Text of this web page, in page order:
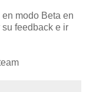
modo Beta en
feedback e ir